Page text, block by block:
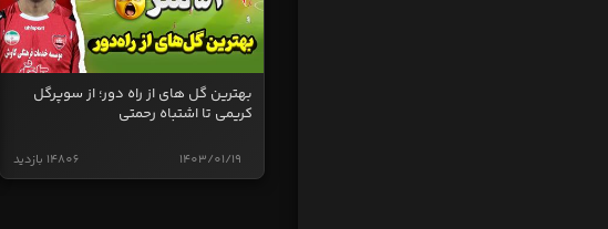
بهترین گل های از راه دور؛ از سوپرگل
کریمی تا اشتباه رحمتی
14806 بازدید 1403/01/19